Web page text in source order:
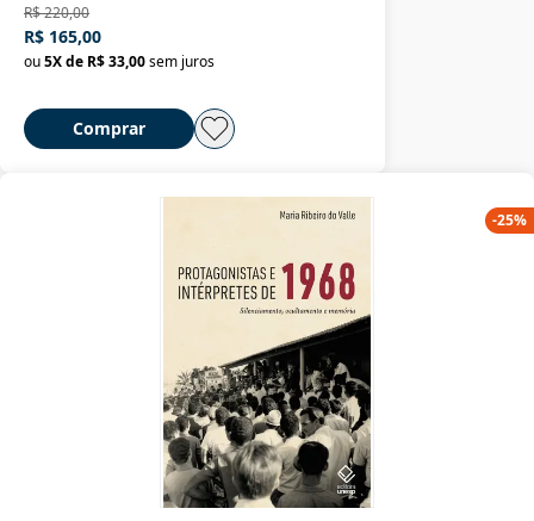
R$ 220,00
R$ 165,00
ou5X de R$ 33,00sem juros
Comprar
-25%